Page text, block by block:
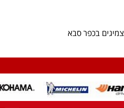
צמיגים בכפר סבא